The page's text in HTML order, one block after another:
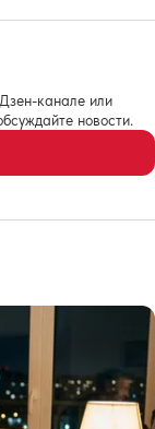
канале или
новости.